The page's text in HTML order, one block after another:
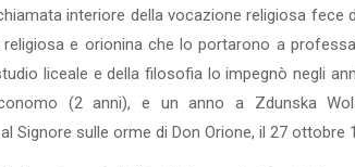
interiore della vocazione religiosa fece
e orionina che lo portarono a
liceale e della filosofia lo impegnò negli
(2 anni), e un anno a Zdunska
Signore sulle orme di Don Orione, il 27 ottobre